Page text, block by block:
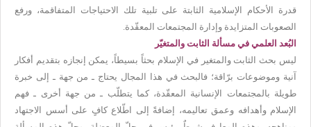
قدرة الأحكام الإسلامية الثابتة على تلبية تلك الاحتياجات المتفاقمة، ورفع
الصعوبات المتزايدة وإدارة المجتمعات المعقّدة.
البُعد العلمي في مسألة الثابت والمتغيّر
ليس بحث الثابت والمتغير في الإسلام بحثاً بسيطاً، يمكن إنجازه بتقديم أفكار
آنية وموضوعات برّاقة؛ فالبحث في هذا المجال يحتاج ـ من جهة ـ إلى خبرة
طويلة بالمجتمعات الإنسانية المعقّدة، كما يتطلّب ـ من جهة أخرى ـ فهم
الإسلام وأهدافه وعمق تعاليمه، إضافةً إلى اطّلاع كافٍ على أسس الاجتهاد